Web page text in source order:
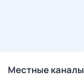
Местные каналы